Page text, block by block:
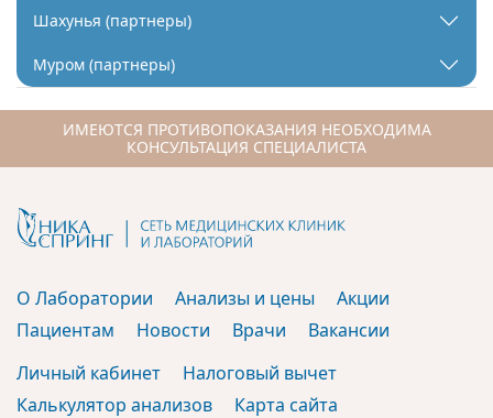
Шахунья (партнеры)
Муром (партнеры)
ИМЕЮТСЯ ПРОТИВОПОКАЗАНИЯ НЕОБХОДИМА
КОНСУЛЬТАЦИЯ СПЕЦИАЛИСТА
О Лаборатории Анализы и цены
Акции
Пациентам
Новости Врачи
Вакансии
Личный кабинет
Налоговый вычет
Калькулятор анализов
Карта сайта